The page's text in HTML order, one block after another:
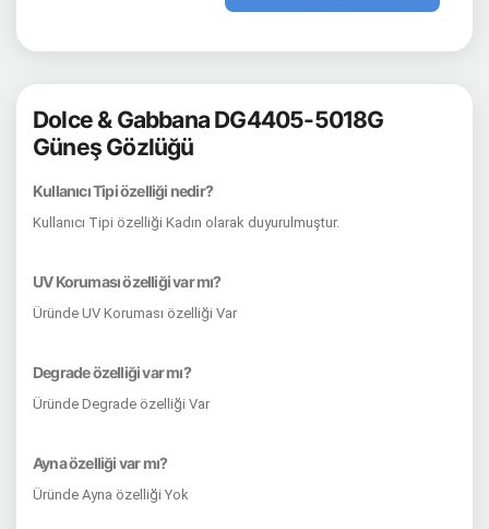
Dolce & Gabbana DG4405-5018G
Güneş Gözlüğü
Kullanıcı Tipi özelliği nedir?
Kullanıcı Tipi özelliği Kadın olarak duyurulmuştur.
UV Koruması özelliği var mı?
Üründe UV Koruması özelliği Var
Degrade özelliği var mı?
Üründe Degrade özelliği Var
Ayna özelliği var mı?
Üründe Ayna özelliği Yok